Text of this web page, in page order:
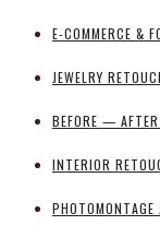
E-COMMERCE &
JEWELRY
BEFORE —
INTERIOR